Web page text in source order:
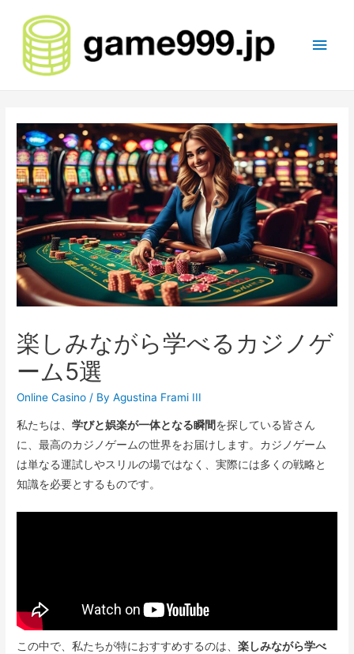
Main
楽しみながら学べるカジノゲ
ーム5選
Online Casino / ByAgustina Frami III
私たちは、学びと娯楽が一体となる瞬間を探している皆さん
に、最高のカジノゲームの世界をお届けします。カジノゲーム
は単なる運試しやスリルの場ではなく、実際には多くの戦略と
知識を必要とするものです。
この中で、私たちが特におすすめするのは、楽しみながら学べ